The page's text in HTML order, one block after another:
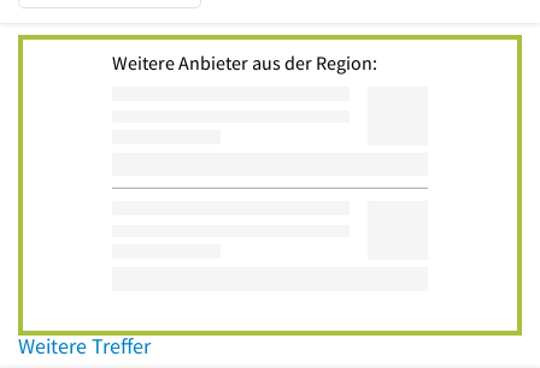
Weitere Anbieter aus der Region:
Weitere Treffer